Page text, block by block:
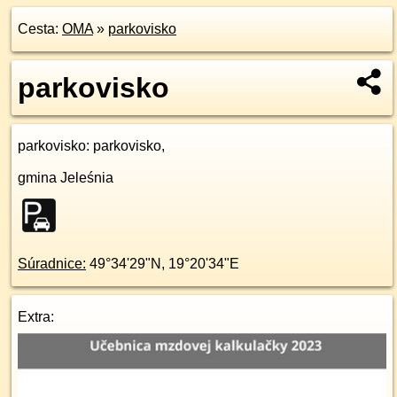
Cesta: OMA» parkovisko
parkovisko
parkovisko: parkovisko,
gmina Jeleśnia
Súradnice: 49°34'29"N , 19°20'34"E
Extra: